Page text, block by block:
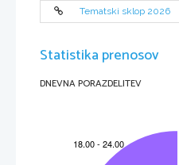
Tematski sklop 2026
Statistika prenosov
DNEVNA PORAZDELITEV